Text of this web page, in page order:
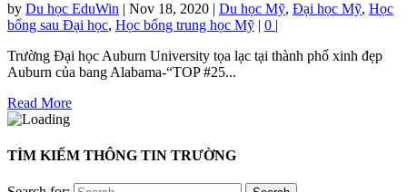
by Du học EduWin | Nov 18, 2020 | Du học Mỹ, Đại học Mỹ, Học
bổng sau Đại học, Học bổng trung học Mỹ | 0 |
Trường Đại học Auburn University tọa lạc tại thành phố xinh đẹp
Auburn của bang Alabama-“TOP #25...
Read More
TÌM KIẾM THÔNG TIN TRƯỜNG